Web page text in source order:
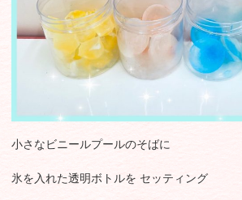
小さなビニールプールのそばに
氷を入れた透明ボトルを セッティング